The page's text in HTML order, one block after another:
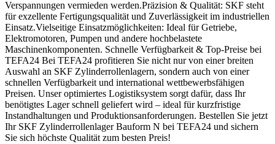
Verspannungen vermieden werden.Präzision & Qualität: SKF steht
für exzellente Fertigungsqualität und Zuverlässigkeit im industriellen
Einsatz.Vielseitige Einsatzmöglichkeiten: Ideal für Getriebe,
Elektromotoren, Pumpen und andere hochbelastete
Maschinenkomponenten. Schnelle Verfügbarkeit & Top-Preise bei
TEFA24 Bei TEFA24 profitieren Sie nicht nur von einer breiten
Auswahl an SKF Zylinderrollenlagern, sondern auch von einer
schnellen Verfügbarkeit und international wettbewerbsfähigen
Preisen. Unser optimiertes Logistiksystem sorgt dafür, dass Ihr
benötigtes Lager schnell geliefert wird – ideal für kurzfristige
Instandhaltungen und Produktionsanforderungen. Bestellen Sie jetzt
Ihr SKF Zylinderrollenlager Bauform N bei TEFA24 und sichern
Sie sich höchste Qualität zum besten Preis!